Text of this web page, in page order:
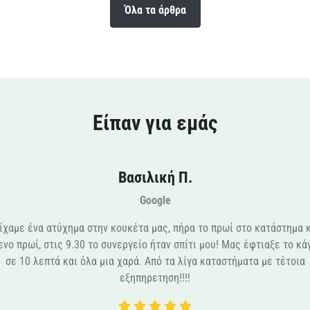
Όλα τα άρθρα
Είπαν για εμάς
Βασιλική Π.
Google
ένα ατύχημα στην κουκέτα μας, πήρα το πρωί στο κατάστημα
πρωί, στις 9.30 το συνεργείο ήταν σπίτι μου! Μας έφτιαξε το
σε 10 λεπτά και όλα μια χαρά. Από τα λίγα καταστήματα με τέτοια
εξηπηρετηση!!!!